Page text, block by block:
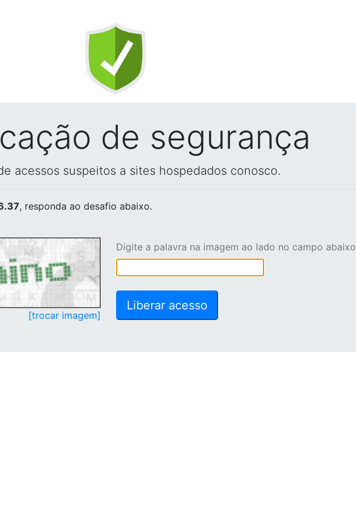
de segurança
acessos suspeitos a sites hospedados conosco.
, responda ao desafio abaixo.
[trocar imagem]
Digite a palavra na imagem ao lado no campo abaixo